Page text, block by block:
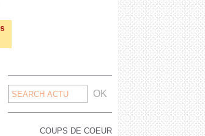
Search
for:
COUPS DE COEUR